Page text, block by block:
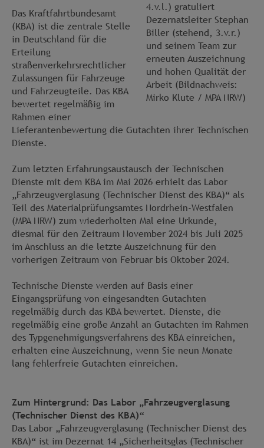
4.v.l.) gratuliert
Dezernatsleiter Stephan
Biller (stehend, 3.v.r.)
und seinem Team zur
erneuten Auszeichnung
und hohen Qualität der
Arbeit (Bildnachweis:
Mirko Klute / MPA NRW)
Das Kraftfahrtbundesamt
(KBA) ist die zentrale Stelle
in Deutschland für die
Erteilung
straßenverkehrsrechtlicher
Zulassungen für Fahrzeuge
und Fahrzeugteile. Das KBA
bewertet regelmäßig im
Rahmen einer
Lieferantenbewertung die Gutachten ihrer Technischen
Dienste.
Zum letzten Erfahrungsaustausch der Technischen
Dienste mit dem KBA im Mai 2026 erhielt das Labor
„Fahrzeugverglasung (Technischer Dienst des KBA)“ als
Teil des Materialprüfungsamtes Nordrhein-Westfalen
(MPA NRW) zum wiederholten Mal eine Urkunde,
diesmal für den Zeitraum November 2024 bis Juli 2025
im Anschluss an die letzte Auszeichnung für den
vorherigen Zeitraum von Februar bis Oktober 2024.
Technische Dienste werden auf Basis einer
Eingangsprüfung von eingesandten Gutachten
regelmäßig durch das KBA bewertet. Dienste, die
regelmäßig eine große Anzahl an Gutachten im Rahmen
des Typgenehmigungsverfahrens des KBA einreichen,
erhalten eine Auszeichnung, wenn Sie neun Monate
lang fehlerfreie Gutachten einreichen.
Zum Hintergrund: Das Labor „Fahrzeugverglasung
(Technischer Dienst des KBA)“
Das Labor „Fahrzeugverglasung (Technischer Dienst des
KBA)“ ist im Dezernat 14 „Sicherheitsglas (Technischer